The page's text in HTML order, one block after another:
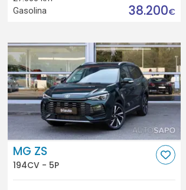
Gasolina
38.200€
MG ZS
194CV - 5P